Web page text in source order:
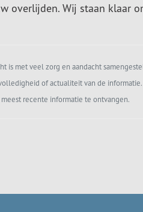
overlijden. Wij staan klaar
met veel zorg en aandacht
of actualiteit van de informatie.
recente informatie te ontvangen.